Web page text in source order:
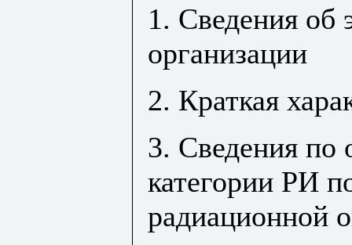
1. Сведения об
организации
2. Краткая
3. Сведения по
категории РИ
радиационной